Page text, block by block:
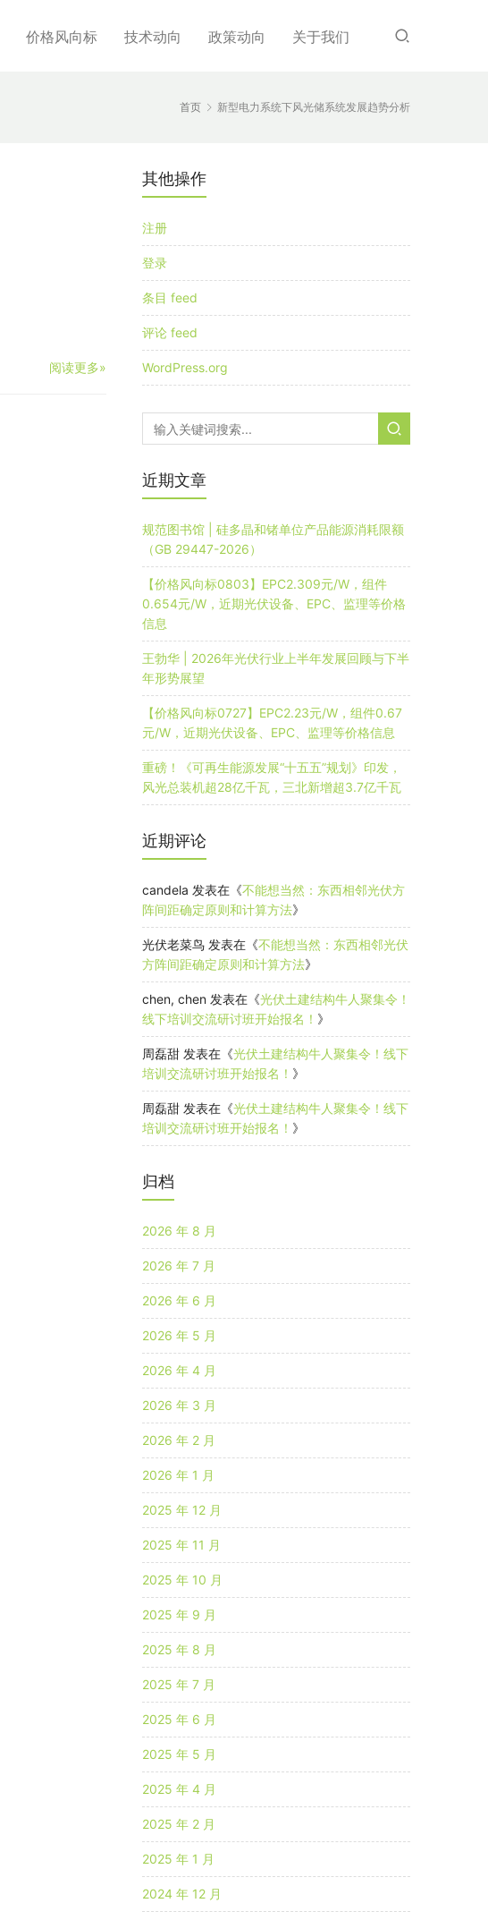
价格风向标 技术动向 政策动向 关于我们
首页 新型电力系统下风光储系统发展趋势分析
阅读更多»
其他操作
注册
登录
条目 feed
评论 feed
WordPress.org
近期文章
规范图书馆 | 硅多晶和锗单位产品能源消耗限额
（GB 29447-2026）
【价格风向标0803】EPC2.309元/W，组件
0.654元/W，近期光伏设备、EPC、监理等价格
信息
王勃华 | 2026年光伏行业上半年发展回顾与下半
年形势展望
【价格风向标0727】EPC2.23元/W，组件0.67
元/W，近期光伏设备、EPC、监理等价格信息
重磅！《可再生能源发展“十五五”规划》印发，
风光总装机超28亿千瓦，三北新增超3.7亿千瓦
近期评论
candela 发表在《不能想当然：东西相邻光伏方
阵间距确定原则和计算方法》
光伏老菜鸟 发表在《不能想当然：东西相邻光伏
方阵间距确定原则和计算方法》
chen, chen 发表在《光伏土建结构牛人聚集令！
线下培训交流研讨班开始报名！ 》
周磊甜 发表在《光伏土建结构牛人聚集令！线下
培训交流研讨班开始报名！ 》
周磊甜 发表在《光伏土建结构牛人聚集令！线下
培训交流研讨班开始报名！ 》
归档
2026 年 8 月
2026 年 7 月
2026 年 6 月
2026 年 5 月
2026 年 4 月
2026 年 3 月
2026 年 2 月
2026 年 1 月
2025 年 12 月
2025 年 11 月
2025 年 10 月
2025 年 9 月
2025 年 8 月
2025 年 7 月
2025 年 6 月
2025 年 5 月
2025 年 4 月
2025 年 2 月
2025 年 1 月
2024 年 12 月